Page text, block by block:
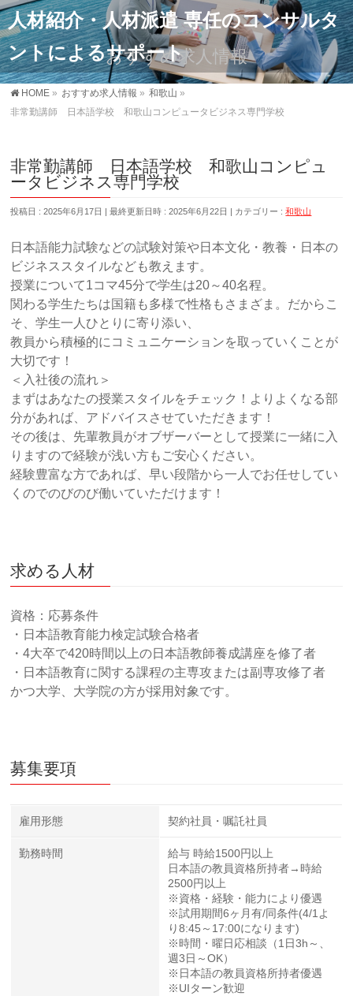
人材紹介・人材派遣 専任のコンサルタ
ントによるサポート
おすすめ求人情報
HOME » おすすめ求人情報 » 和歌山 »
非常勤講師 日本語学校 和歌山コンピュータビジネス専門学校
非常勤講師 日本語学校 和歌山コンピュ
ータビジネス専門学校
投稿日 : 2025年6月17日 最終更新日時 : 2025年6月22日 カテゴリー :和歌山
日本語能力試験などの試験対策や日本文化・教養・日本の
ビジネススタイルなども教えます。
授業について1コマ45分で学生は20～40名程。
関わる学生たちは国籍も多様で性格もさまざま。だからこ
そ、学生一人ひとりに寄り添い、
教員から積極的にコミュニケーションを取っていくことが
大切です！
＜入社後の流れ＞
まずはあなたの授業スタイルをチェック！よりよくなる部
分があれば、アドバイスさせていただきます！
その後は、先輩教員がオブザーバーとして授業に一緒に入
りますので経験が浅い方もご安心ください。
経験豊富な方であれば、早い段階から一人でお任せしてい
くのでのびのび働いていただけます！
求める人材
資格：応募条件
・日本語教育能力検定試験合格者
・4大卒で420時間以上の日本語教師養成講座を修了者
・日本語教育に関する課程の主専攻または副専攻修了者
かつ大学、大学院の方が採用対象です。
募集要項
雇用形態 契約社員・嘱託社員
勤務時間
給与 時給1500円以上
日本語の教員資格所持者→時給
2500円以上
※資格・経験・能力により優遇
※試用期間6ヶ月有/同条件(4/1よ
り8:45～17:00になります)
※時間・曜日応相談（1日3h～、
週3日～OK）
※日本語の教員資格所持者優遇
※UIターン歓迎